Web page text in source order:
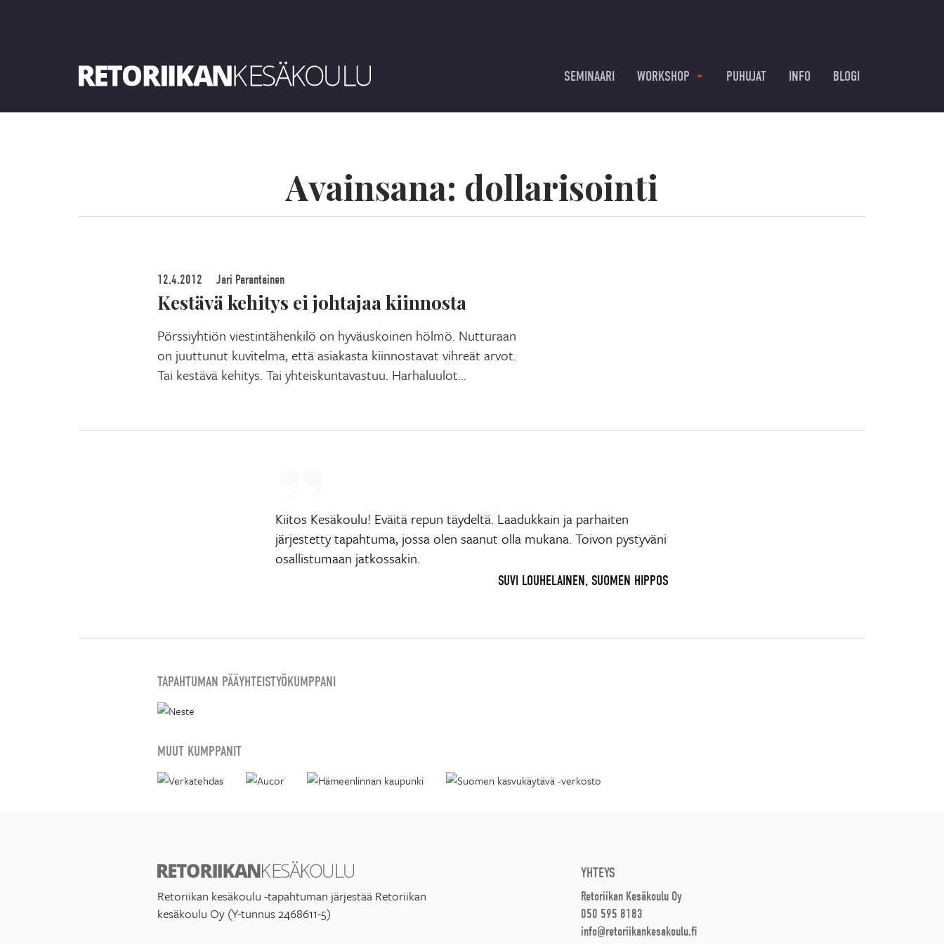
SEMINAARI WORKSHOP PUHUJAT INFO BLOGI
Avainsana: dollarisointi
12.4.2012 Jari Parantainen
Kestävä kehitys ei johtajaa kiinnosta
Pörssiyhtiön viestintähenkilö on hyväuskoinen hölmö. Nutturaan
on juuttunut kuvitelma, että asiakasta kiinnostavat vihreät arvot.
Tai kestävä kehitys. Tai yhteiskuntavastuu. Harhaluulot…
Kiitos Kesäkoulu! Eväitä repun täydeltä. Laadukkain ja parhaiten
järjestetty tapahtuma, jossa olen saanut olla mukana. Toivon pystyväni
osallistumaan jatkossakin.
SUVI LOUHELAINEN, SUOMEN HIPPOS
TAPAHTUMAN PÄÄYHTEISTYÖKUMPPANI
MUUT KUMPPANIT
Retoriikan kesäkoulu -tapahtuman järjestää Retoriikan
kesäkoulu Oy (Y-tunnus 2468611-5)
YHTEYS
Retoriikan Kesäkoulu Oy
050 595 8183
info@retoriikankesakoulu.fi